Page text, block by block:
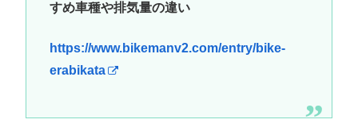
すめ車種や排気量の違い
https://www.bikemanv2.com/entry/bike-
erabikata